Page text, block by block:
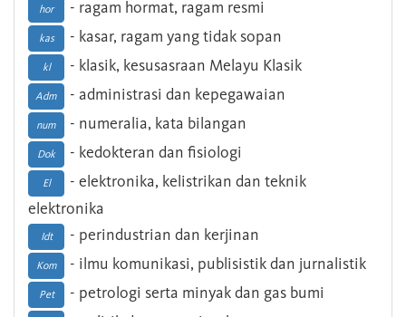
hor - ragam hormat, ragam resmi
kas - kasar, ragam yang tidak sopan
kl - klasik, kesusasraan Melayu Klasik
Adm - administrasi dan kepegawaian
num - numeralia, kata bilangan
Dok - kedokteran dan fisiologi
El
- elektronika, kelistrikan dan teknik
elektronika
Idt - perindustrian dan kerjinan
Kom - ilmu komunikasi, publisistik dan jurnalistik
Pet - petrologi serta minyak dan gas bumi